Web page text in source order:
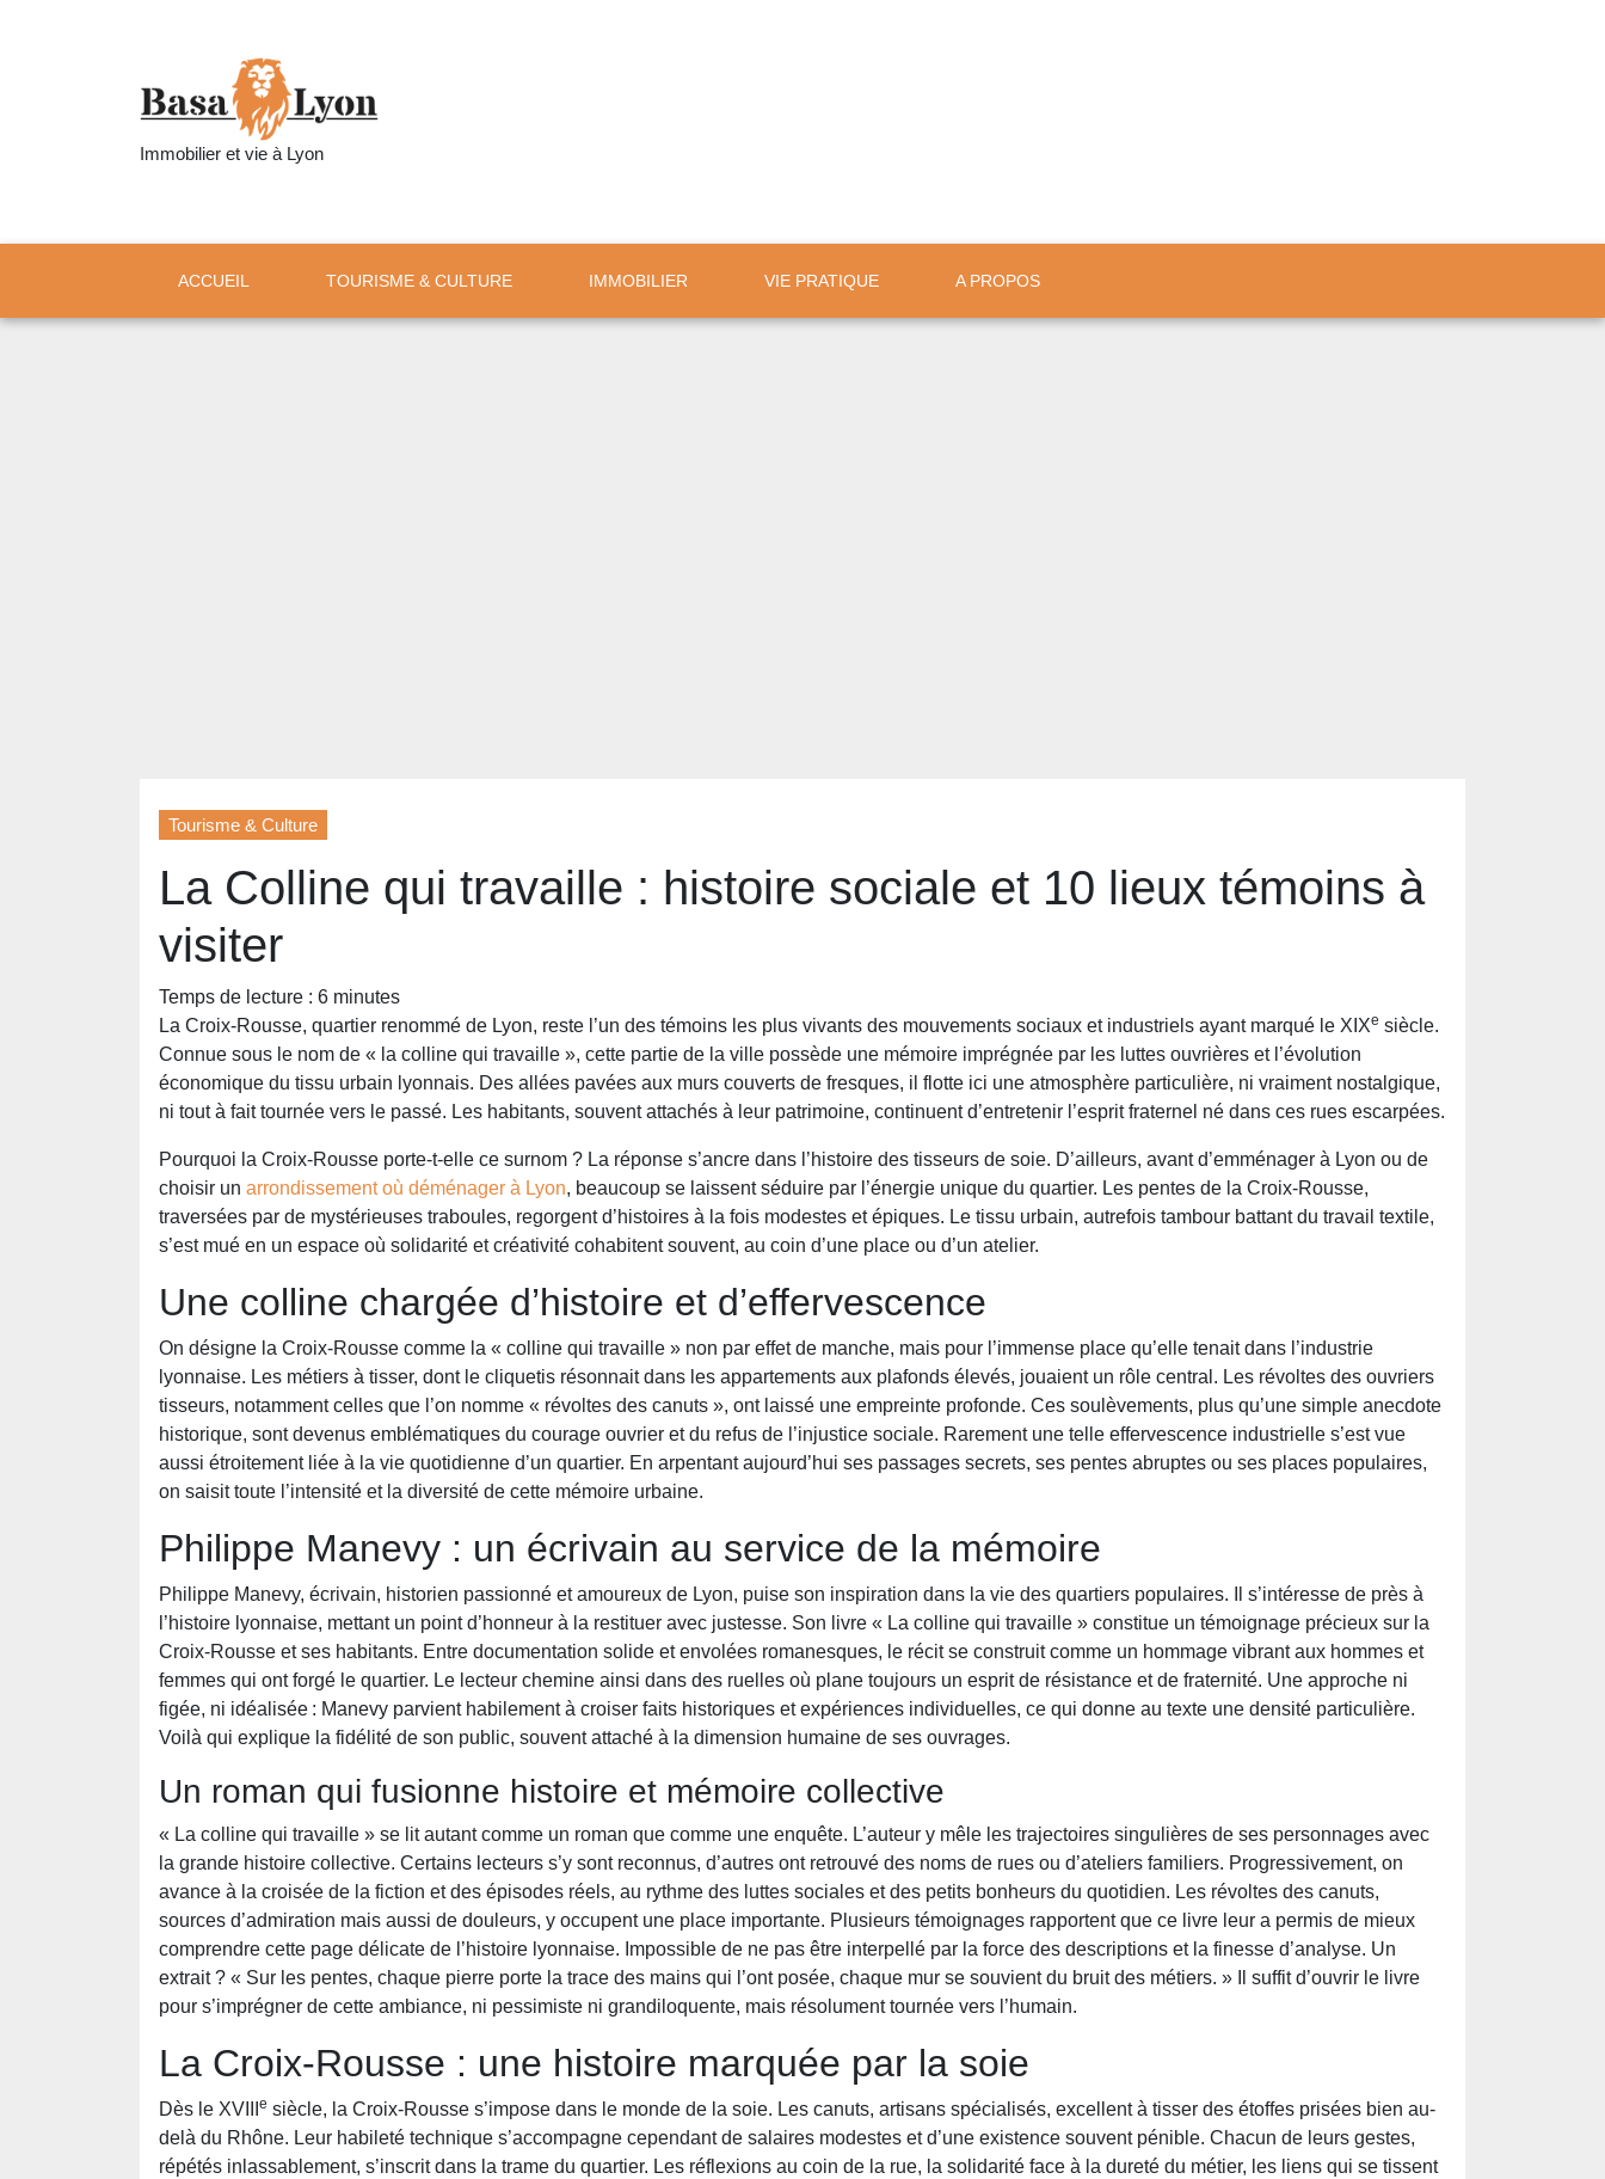
Immobilier et vie à Lyon
ACCUEIL TOURISME & CULTURE IMMOBILIER VIE PRATIQUE A PROPOS
Tourisme & Culture
La Colline qui travaille : histoire sociale et 10 lieux témoins à
visiter
Temps de lecture : 6 minutes
La Croix-Rousse, quartier renommé de Lyon, reste l’un des témoins les plus vivants des mouvements sociaux et industriels ayant marqué le XIXe siècle.
Connue sous le nom de « la colline qui travaille », cette partie de la ville possède une mémoire imprégnée par les luttes ouvrières et l’évolution
économique du tissu urbain lyonnais. Des allées pavées aux murs couverts de fresques, il flotte ici une atmosphère particulière, ni vraiment nostalgique,
ni tout à fait tournée vers le passé. Les habitants, souvent attachés à leur patrimoine, continuent d’entretenir l’esprit fraternel né dans ces rues escarpées.
Pourquoi la Croix-Rousse porte-t-elle ce surnom ? La réponse s’ancre dans l’histoire des tisseurs de soie. D’ailleurs, avant d’emménager à Lyon ou de
choisir un arrondissement où déménager à Lyon, beaucoup se laissent séduire par l’énergie unique du quartier. Les pentes de la Croix-Rousse,
traversées par de mystérieuses traboules, regorgent d’histoires à la fois modestes et épiques. Le tissu urbain, autrefois tambour battant du travail textile,
s’est mué en un espace où solidarité et créativité cohabitent souvent, au coin d’une place ou d’un atelier.
Une colline chargée d’histoire et d’effervescence
On désigne la Croix-Rousse comme la « colline qui travaille » non par effet de manche, mais pour l’immense place qu’elle tenait dans l’industrie
lyonnaise. Les métiers à tisser, dont le cliquetis résonnait dans les appartements aux plafonds élevés, jouaient un rôle central. Les révoltes des ouvriers
tisseurs, notamment celles que l’on nomme « révoltes des canuts », ont laissé une empreinte profonde. Ces soulèvements, plus qu’une simple anecdote
historique, sont devenus emblématiques du courage ouvrier et du refus de l’injustice sociale. Rarement une telle effervescence industrielle s’est vue
aussi étroitement liée à la vie quotidienne d’un quartier. En arpentant aujourd’hui ses passages secrets, ses pentes abruptes ou ses places populaires,
on saisit toute l’intensité et la diversité de cette mémoire urbaine.
Philippe Manevy : un écrivain au service de la mémoire
Philippe Manevy, écrivain, historien passionné et amoureux de Lyon, puise son inspiration dans la vie des quartiers populaires. Il s’intéresse de près à
l’histoire lyonnaise, mettant un point d’honneur à la restituer avec justesse. Son livre « La colline qui travaille » constitue un témoignage précieux sur la
Croix-Rousse et ses habitants. Entre documentation solide et envolées romanesques, le récit se construit comme un hommage vibrant aux hommes et
femmes qui ont forgé le quartier. Le lecteur chemine ainsi dans des ruelles où plane toujours un esprit de résistance et de fraternité. Une approche ni
figée, ni idéalisée : Manevy parvient habilement à croiser faits historiques et expériences individuelles, ce qui donne au texte une densité particulière.
Voilà qui explique la fidélité de son public, souvent attaché à la dimension humaine de ses ouvrages.
Un roman qui fusionne histoire et mémoire collective
« La colline qui travaille » se lit autant comme un roman que comme une enquête. L’auteur y mêle les trajectoires singulières de ses personnages avec
la grande histoire collective. Certains lecteurs s’y sont reconnus, d’autres ont retrouvé des noms de rues ou d’ateliers familiers. Progressivement, on
avance à la croisée de la fiction et des épisodes réels, au rythme des luttes sociales et des petits bonheurs du quotidien. Les révoltes des canuts,
sources d’admiration mais aussi de douleurs, y occupent une place importante. Plusieurs témoignages rapportent que ce livre leur a permis de mieux
comprendre cette page délicate de l’histoire lyonnaise. Impossible de ne pas être interpellé par la force des descriptions et la finesse d’analyse. Un
extrait ? « Sur les pentes, chaque pierre porte la trace des mains qui l’ont posée, chaque mur se souvient du bruit des métiers. » Il suffit d’ouvrir le livre
pour s’imprégner de cette ambiance, ni pessimiste ni grandiloquente, mais résolument tournée vers l’humain.
La Croix-Rousse : une histoire marquée par la soie
Dès le XVIII e siècle, la Croix-Rousse s’impose dans le monde de la soie. Les canuts, artisans spécialisés, excellent à tisser des étoffes prisées bien au-
delà du Rhône. Leur habileté technique s’accompagne cependant de salaires modestes et d’une existence souvent pénible. Chacun de leurs gestes,
répétés inlassablement, s’inscrit dans la trame du quartier. Les réflexions au coin de la rue, la solidarité face à la dureté du métier, les liens qui se tissent